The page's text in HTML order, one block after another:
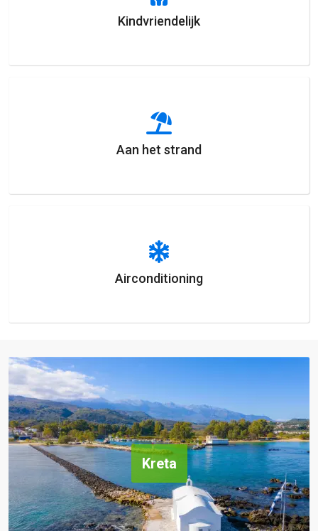
Kindvriendelijk
Aan het strand
Airconditioning
Kreta